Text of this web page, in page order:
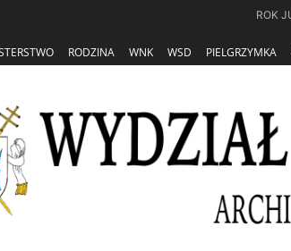
ROK
RODZINA WNK WSD PIELGRZYMKA